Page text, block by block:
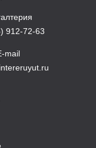
912-72-63
mail